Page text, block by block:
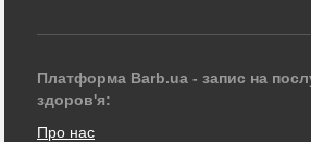
Платформа Barb.ua - запис на
здоров'я:
Про нас